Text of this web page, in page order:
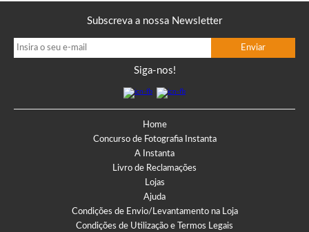
Subscreva a nossa Newsletter
Siga-nos!
Home
Concurso de Fotografia Instanta
A Instanta
Livro de Reclamações
Lojas
Ajuda
Condições de Envio/Levantamento na Loja
Condições de Utilização e Termos Legais